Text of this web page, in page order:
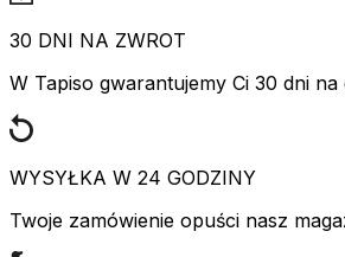
30 DNI NA ZWROT
W Tapiso gwarantujemy Ci 30 dni
WYSYŁKA W 24 GODZINY
Twoje zamówienie opuści nasz